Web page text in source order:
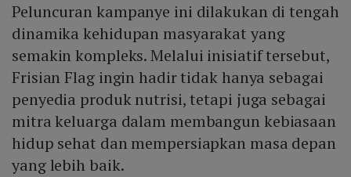
Peluncuran kampanye ini dilakukan di tengah
dinamika kehidupan masyarakat yang
semakin kompleks. Melalui inisiatif tersebut,
Frisian Flag ingin hadir tidak hanya sebagai
penyedia produk nutrisi, tetapi juga sebagai
mitra keluarga dalam membangun kebiasaan
hidup sehat dan mempersiapkan masa depan
yang lebih baik.